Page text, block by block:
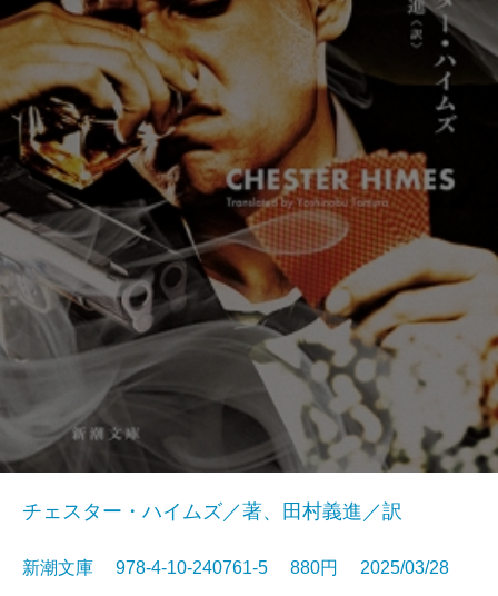
チェスター・ハイムズ／著、田村義進／訳
新潮文庫 978-4-10-240761-5 880円 2025/03/28